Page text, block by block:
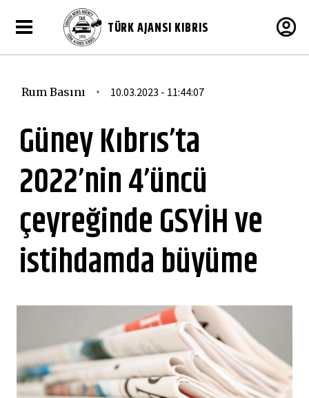
TÜRK AJANSI KIBRIS
Rum Basını 10.03.2023 - 11:44:07
Güney Kıbrıs’ta
2022’nin 4’üncü
çeyreğinde GSYİH ve
istihdamda büyüme